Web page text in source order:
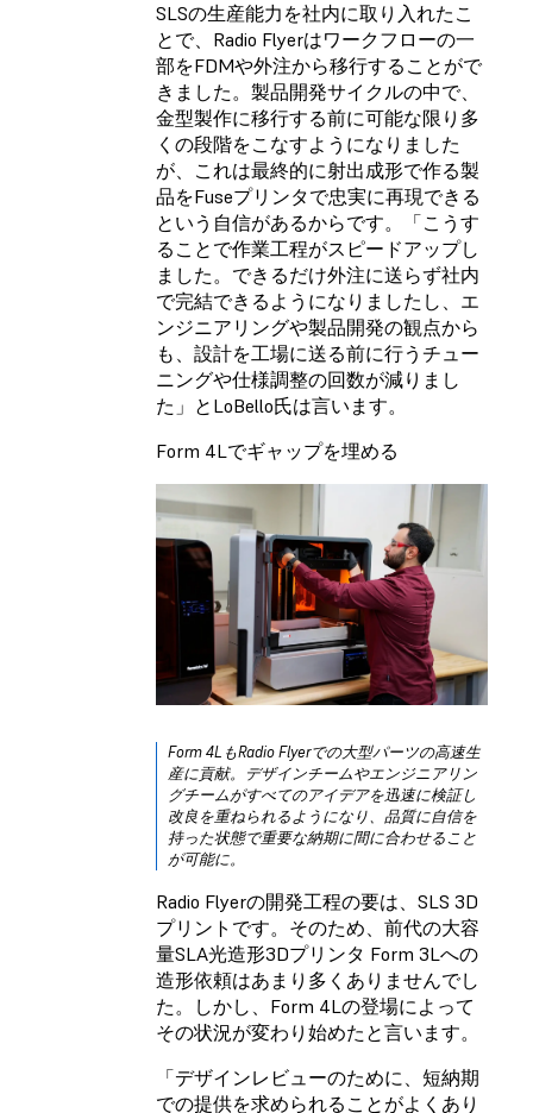
SLSの生産能力を社内に取り入れたこ
とで、Radio Flyerはワークフローの一
部をFDMや外注から移行することがで
きました。製品開発サイクルの中で、
金型製作に移行する前に可能な限り多
くの段階をこなすようになりました
が、これは最終的に射出成形で作る製
品をFuseプリンタで忠実に再現できる
という自信があるからです。「こうす
ることで作業工程がスピードアップし
ました。できるだけ外注に送らず社内
で完結できるようになりましたし、エ
ンジニアリングや製品開発の観点から
も、設計を工場に送る前に行うチュー
ニングや仕様調整の回数が減りまし
た」とLoBello氏は言います。
Form 4Lでギャップを埋める
Form 4LもRadio Flyerでの大型パーツの高速生
産に貢献。デザインチームやエンジニアリン
グチームがすべてのアイデアを迅速に検証し
改良を重ねられるようになり、品質に自信を
持った状態で重要な納期に間に合わせること
が可能に。
Radio Flyerの開発工程の要は、SLS 3D
プリントです。そのため、前代の大容
量SLA光造形3Dプリンタ Form 3Lへの
造形依頼はあまり多くありませんでし
た。しかし、Form 4Lの登場によって
その状況が変わり始めたと言います。
「デザインレビューのために、短納期
での提供を求められることがよくあり